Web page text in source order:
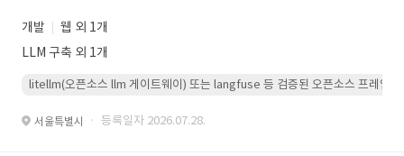
개발
웹 외 1개
LLM 구축 외 1개
litellm(오픈소스 llm 게이트웨이) 또는 langfuse 등 검증된 오픈소스 프레임워
서울특별시 · 등록일자 2026.07.28.